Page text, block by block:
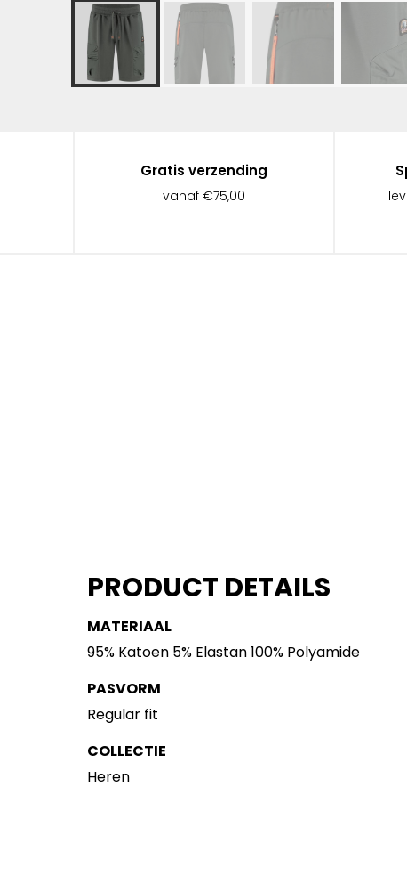
Gratis verzending
vanaf €75,00
PRODUCT DETAILS
MATERIAAL
95% Katoen 5% Elastan 100% Polyamide
PASVORM
Regular fit
COLLECTIE
Heren